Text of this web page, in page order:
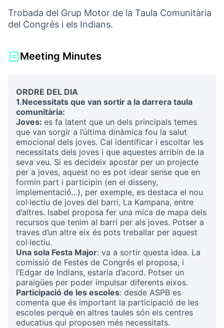
Trobada del Grup Motor de la Taula Comunitària
del Congrés i els Indians.
Meeting Minutes
ORDRE DEL DIA
1.Necessitats que van sortir a la darrera taula
comunitària:
Joves: es fa latent que un dels principals temes
que van sorgir a l’última dinàmica fou la salut
emocional dels joves. Cal identificar i escoltar les
necessitats dels joves i que aquestes arribin de la
seva veu. Si es decideix apostar per un projecte
per a joves, aquest no es pot idear sense que en
formin part i participin (en el disseny,
implementació...), per exemple, es destaca el nou
col·lectiu de joves del barri, La Kampana, entre
d’altres. Isabel proposa fer una mica de mapa dels
recursos que tenim al barri per als joves. Potser a
traves d’un altre eix és pots treballar per aquest
col·lectiu.
Una sola Festa Major: va a sortir questa idea. La
comissió de Festes de Congrés el proposa, i
l’Edgar de Indians, estaria d’acord. Potser un
paraigües per poder impulsar diferents eixos.
Participació de les escoles: desde ASPB es
comenta que és important la participació de les
escoles perquè en altres taules són els centres
educatius qui proposen més necessitats.